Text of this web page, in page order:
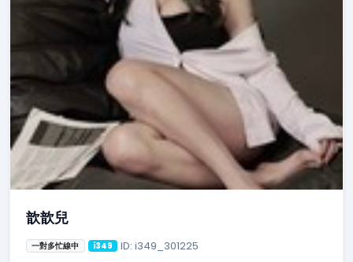
歆歆兒
一對多忙線中 i349 ID: i349_301225